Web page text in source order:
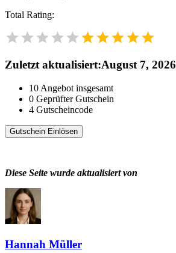
Total Rating:
Zuletzt aktualisiert:August 7, 2026
10 Angebot insgesamt
0 Geprüfter Gutschein
4 Gutscheincode
Gutschein Einlösen
Diese Seite wurde aktualisiert von
Hannah Müller